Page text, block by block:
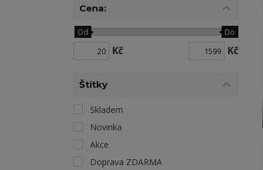
Cena:
Kč
Od Do
Kč
Štítky
Skladem
Novinka
Akce
Doprava ZDARMA